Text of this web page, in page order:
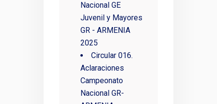
Nacional GE
Juvenil y Mayores
GR - ARMENIA
2025
Circular 016.
Aclaraciones
Campeonato
Nacional GR-